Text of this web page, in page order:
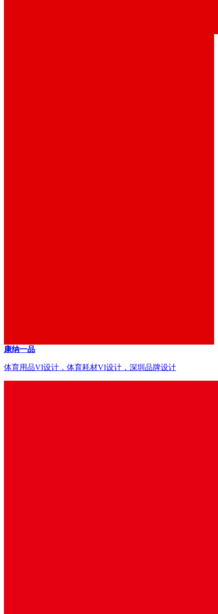
康纳一品
体育用品VI设计，体育耗材VI设计，深圳品牌设计